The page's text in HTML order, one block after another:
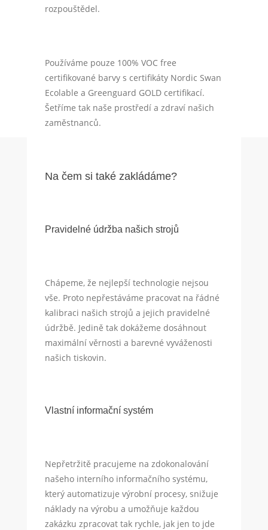
rozpouštědel.
Používáme pouze 100% VOC free
certifikované barvy s certifikáty Nordic Swan
Ecolable a Greenguard GOLD certifikací.
Šetříme tak naše prostředí a zdraví našich
zaměstnanců.
Na čem si také zakládáme?
Pravidelné údržba našich strojů
Chápeme, že nejlepší technologie nejsou
vše. Proto nepřestáváme pracovat na řádné
kalibraci našich strojů a jejich pravidelné
údržbě. Jedině tak dokážeme dosáhnout
maximální věrnosti a barevné vyváženosti
našich tiskovin.
Vlastní informační systém
Nepřetržitě pracujeme na zdokonalování
našeho interního informačního systému,
který automatizuje výrobní procesy, snižuje
náklady na výrobu a umožňuje každou
zakázku zpracovat tak rychle, jak jen to jde